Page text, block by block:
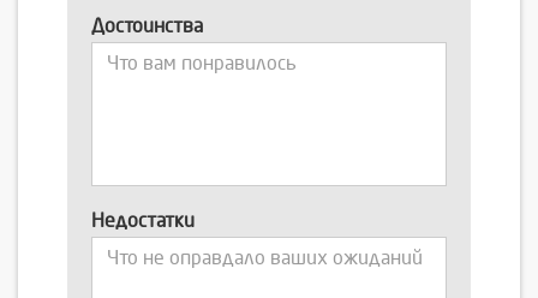
Достоинства
Недостатки